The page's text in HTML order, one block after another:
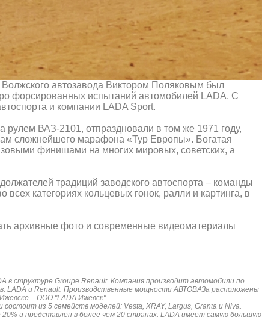
автозавода Виктором Поляковым был
форсированных испытаний автомобилей LADA. С
и компании LADA Sport.
ВАЗ-2101, отпраздновали в том же 1971 году,
сложнейшего марафона «Тур Европы». Богатая
финишами на многих мировых, советских, а
традиций заводского автоспорта – команды
категориях кольцевых гонок, ралли и картинга, в
архивные фото и современные видеоматериалы
в структуре Groupe Renault. Компания производит автомобили по
LADA и Renault. Производственные мощности АВТОВАЗа расположены
– ООО "LADA Ижевск".
из 5 семейств моделей: Vesta, XRAY, Largus, Granta и Niva.
и представлен в более чем 20 странах. LADA имеет самую большую